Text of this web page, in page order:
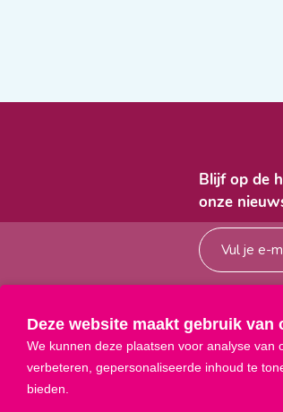
Deze website maakt gebruik van
We kunnen deze plaatsen voor analyse
verbeteren, gepersonaliseerde inhoud te
bieden.
Blijf op de
onze
 